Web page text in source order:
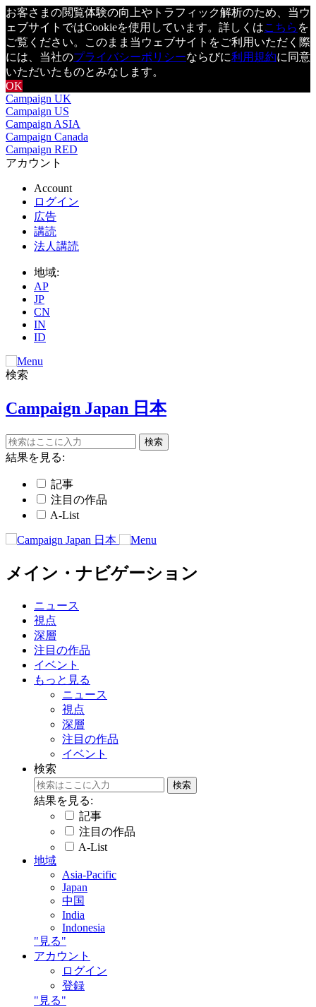
お客さまの閲覧体験の向上やトラフィック解析のため、当ウ
ェブサイトではCookieを使用しています。詳しくはこちら を
ご覧ください。このまま当ウェブサイトをご利用いただく際
には、当社のプライバシーポリシーならびに利用規約に同意
いただいたものとみなします。
OK
Campaign UK
Campaign US
Campaign ASIA
Campaign Canada
Campaign RED
アカウント
Account
ログイン
広告
講読
法人講読
地域:
AP
JP
CN
IN
ID
検索
Campaign Japan 日本
結果を見る:
記事
注目の作品
A-List
メイン・ナビゲーション
ニュース
視点
深層
注目の作品
イベント
もっと見る
ニュース
視点
深層
注目の作品
イベント
検索
結果を見る:
記事
注目の作品
A-List
地域
Asia-Pacific
Japan
中国
India
Indonesia
"見る"
アカウント
ログイン
登録
"見る"